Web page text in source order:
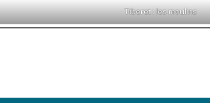
Tiberet : les moulins